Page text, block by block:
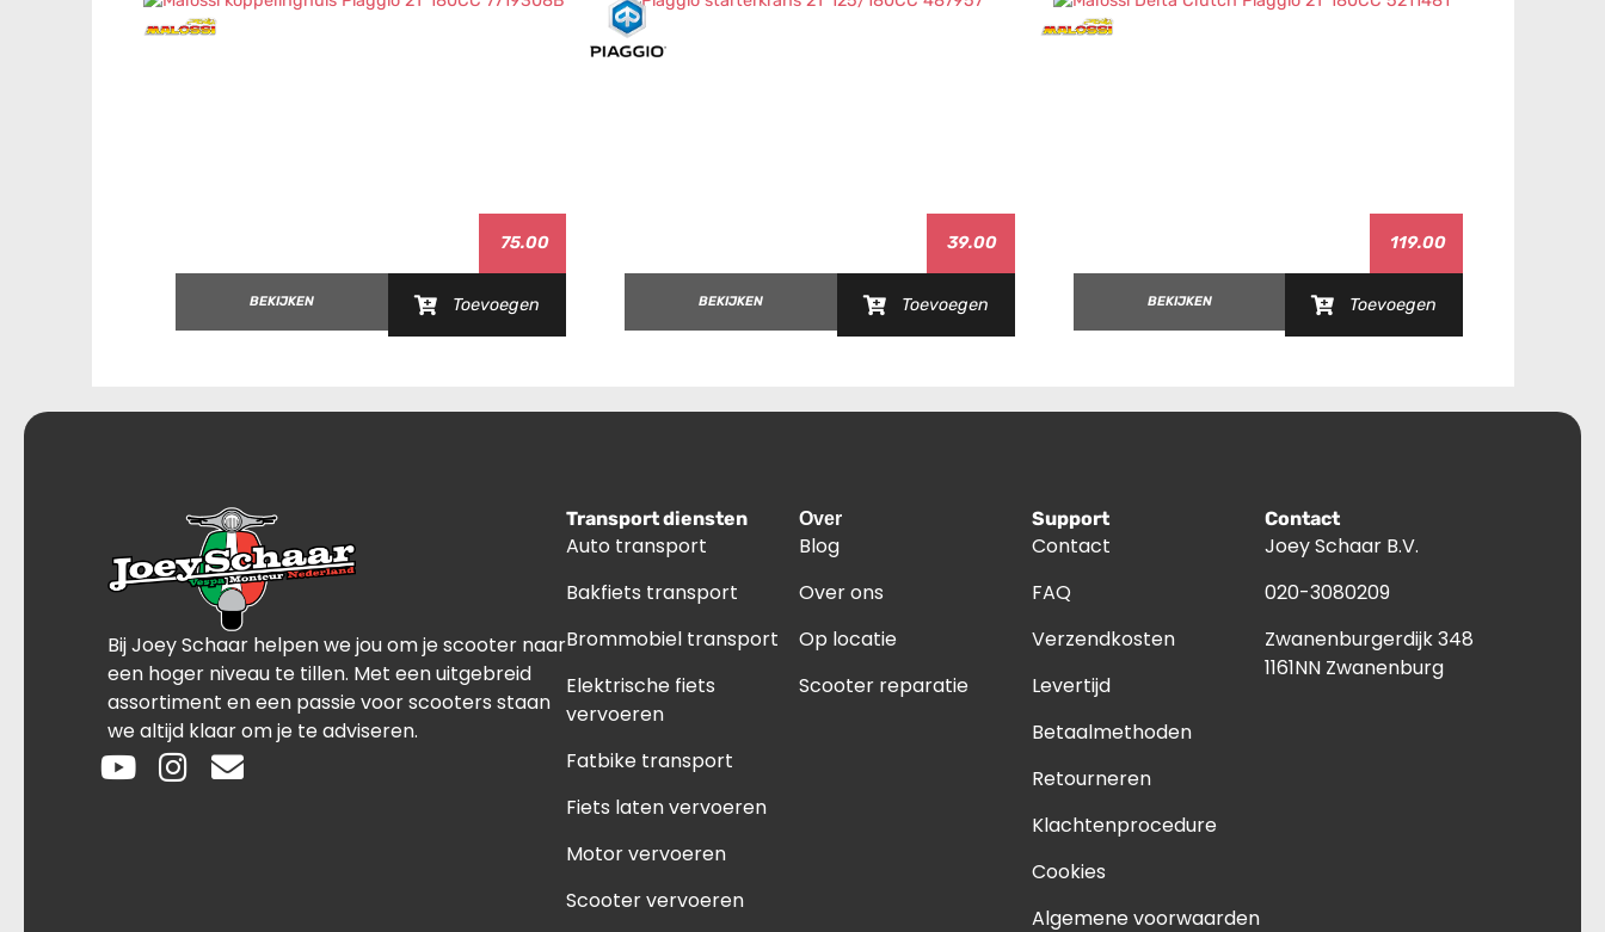
75.00
BEKIJKEN Toevoegen
39.00
BEKIJKEN Toevoegen
119.00
BEKIJKEN Toevoegen
Bij Joey Schaar helpen we jou om je scooter naar
een hoger niveau te tillen. Met een uitgebreid
assortiment en een passie voor scooters staan
we altijd klaar om je te adviseren.
Transport diensten
Auto transport
Bakfiets transport
Brommobiel transport
Elektrische fiets
vervoeren
Fatbike transport
Fiets laten vervoeren
Motor vervoeren
Scooter vervoeren
Over
Blog
Over ons
Op locatie
Scooter reparatie
Support
Contact
FAQ
Verzendkosten
Levertijd
Betaalmethoden
Retourneren
Klachtenprocedure
Cookies
Algemene voorwaarden
Contact
Joey Schaar B.V.
020-3080209
Zwanenburgerdijk 348
1161NN Zwanenburg